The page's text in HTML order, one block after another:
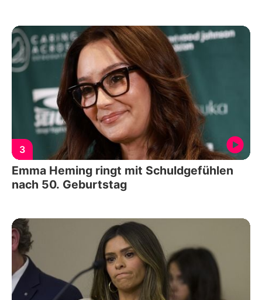
3
Emma Heming ringt mit Schuldgefühlen
nach 50. Geburtstag